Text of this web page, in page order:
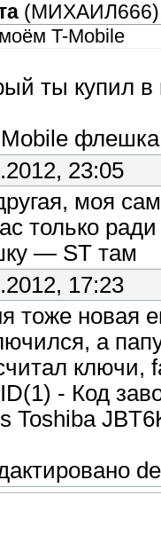
(МИХАИЛ666)
T-Mobile
ты купил в
23:05
моя
только
— ST там
17:23
тоже новая
а
ключи,
- Код
Toshiba